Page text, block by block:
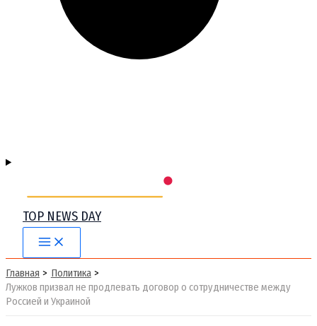
TOP NEWS DAY
Main
Menu
Главная
Политика
Лужков призвал не продлевать договор о сотрудничестве между
Россией и Украиной